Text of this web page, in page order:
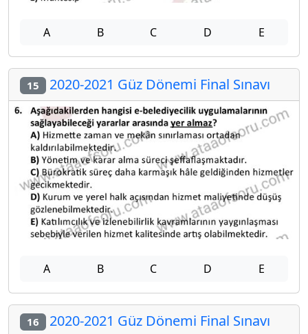
A B C D E
15 2020-2021 Güz Dönemi Final Sınavı
A B C D E
16 2020-2021 Güz Dönemi Final Sınavı